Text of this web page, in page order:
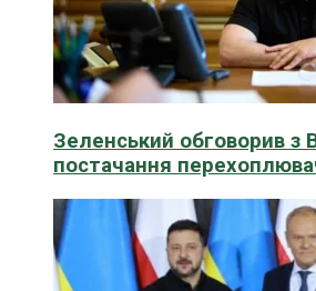
Зеленський обговорив з
постачання